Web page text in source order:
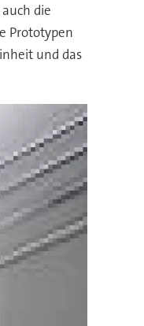
die
Prototypen
und das